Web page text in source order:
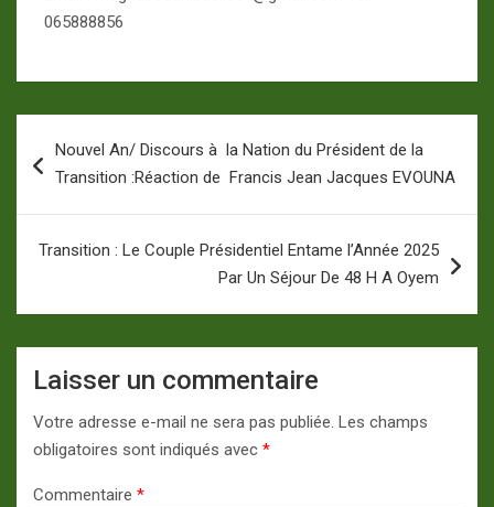
065888856
de
Nouvel An/ Discours à la Nation du Président de la
Transition :Réaction de Francis Jean Jacques EVOUNA
Transition : Le Couple Présidentiel Entame l’Année 2025
Par Un Séjour De 48 H A Oyem
Laisser un commentaire
Votre adresse e-mail ne sera pas publiée. Les champs
obligatoires sont indiqués avec *
Commentaire *